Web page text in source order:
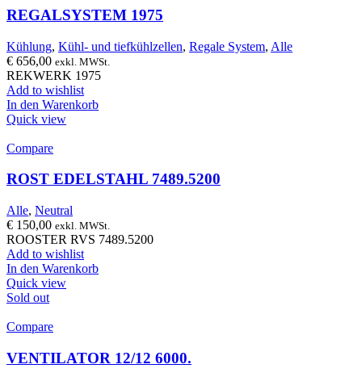
REGALSYSTEM 1975
Kühlung, Kühl- und tiefkühlzellen, Regale System, Alle
€ 656,00 exkl. MWSt.
REKWERK 1975
Add to wishlist
In den Warenkorb
Quick view
Compare
ROST EDELSTAHL 7489.5200
Alle, Neutral
€ 150,00 exkl. MWSt.
ROOSTER RVS 7489.5200
Add to wishlist
In den Warenkorb
Quick view
Sold out
Compare
VENTILATOR 12/12 6000.